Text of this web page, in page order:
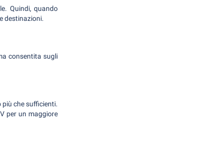
Quindi, quando
destinazioni.
consentita sugli
che sufficienti.
per un maggiore